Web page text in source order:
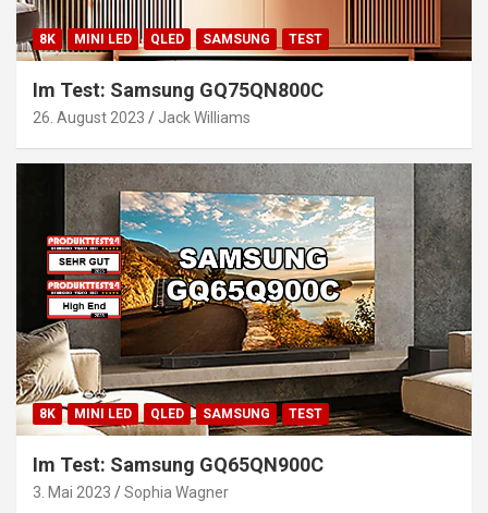
8K MINI LED QLED SAMSUNG TEST
Im Test: Samsung GQ75QN800C
26. August 2023 Jack Williams
8K MINI LED QLED SAMSUNG TEST
Im Test: Samsung GQ65QN900C
3. Mai 2023 Sophia Wagner